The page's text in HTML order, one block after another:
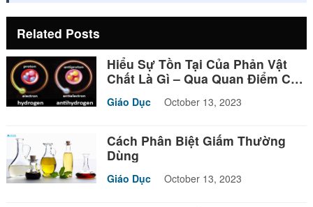
Related Posts
Hiểu Sự Tồn Tại Của Phản Vật
Chất Là Gì – Qua Quan Điểm Của
Giáo Dục October 13, 2023
Cách Phân Biệt Giấm Thường
Dùng
Giáo Dục October 13, 2023